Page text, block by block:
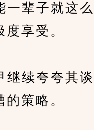
子就这么
享受。
夸夸其谈
策略。